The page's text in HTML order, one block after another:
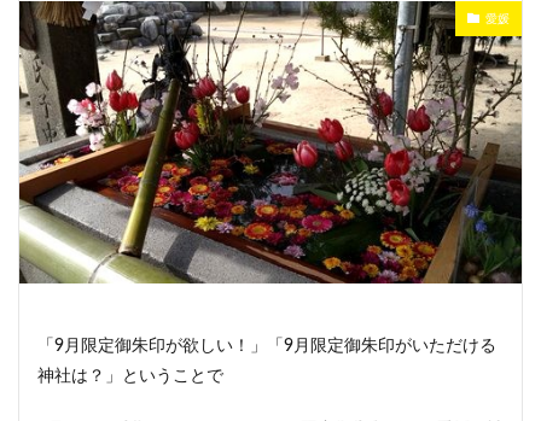
愛媛
「9月限定御朱印が欲しい！」「9月限定御朱印がいただける
神社は？」ということで